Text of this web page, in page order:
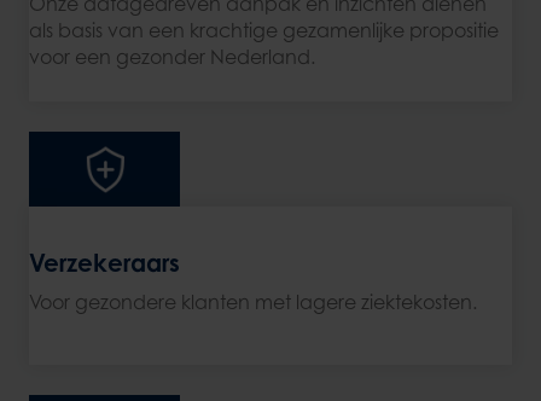
als basis van een krachtige gezamenlijke propositie
voor een gezonder Nederland.
Verzekeraars
Voor gezondere klanten met lagere ziektekosten.